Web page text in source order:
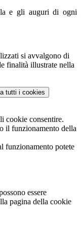
e gli auguri di ogni
si avvalgono di
finalità illustrate nella
tutti i cookies
cookie consentire.
il funzionamento della
funzionamento potete
essere
pagina della cookie